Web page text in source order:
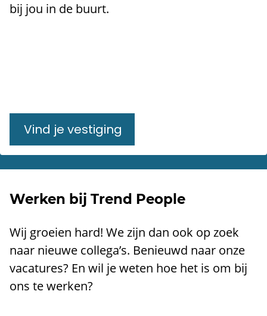
bij jou in de buurt.
Vind je vestiging
Werken bij Trend People
​Wij groeien hard! We zijn dan ook op zoek
naar nieuwe collega’s. Benieuwd naar onze
vacatures? En wil je weten hoe het is om bij
ons te werken?